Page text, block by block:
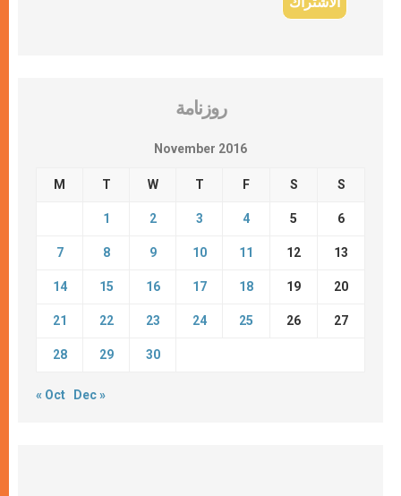
روزنامة
November 2016
M T W T F S S
1 2 3 4 5 6
7 8 9 10 11 12 13
14 15 16 17 18 19 20
21 22 23 24 25 26 27
28 29 30
« Oct Dec »